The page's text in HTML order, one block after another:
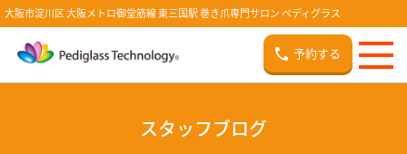
大阪市淀川区 大阪メトロ御堂筋線 東三国駅 巻き爪専門サロン ペディグラス
予約する
スタッフブログ